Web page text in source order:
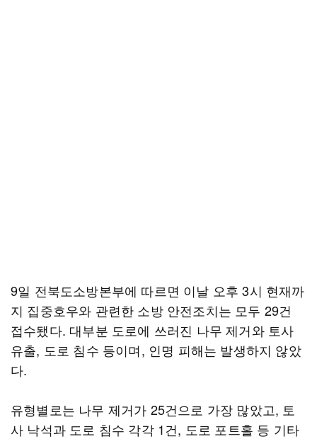
9일 전북도소방본부에 따르면 이날 오후 3시 현재까
지 집중호우와 관련한 소방 안전조치는 모두 29건
접수됐다. 대부분 도로에 쓰러진 나무 제거와 토사
유출, 도로 침수 등이며, 인명 피해는 발생하지 않았
다.
유형별로는 나무 제거가 25건으로 가장 많았고, 토
사 낙석과 도로 침수 각각 1건, 도로 포트홀 등 기타